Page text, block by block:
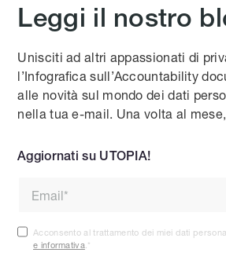
Leggi il nostro
Unisciti ad altri appassionati di
l’Infografica sull’Accountability
alle novità sul mondo dei dati
nella tua e-mail. Una volta al mese,
Aggiornati su UTOPIA!
Acconsento al trattamento dei miei dati
e informativa *